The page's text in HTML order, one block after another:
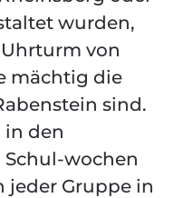
wurden,
von
mächtig die
sind.
in den
wochen
jeder Gruppe in